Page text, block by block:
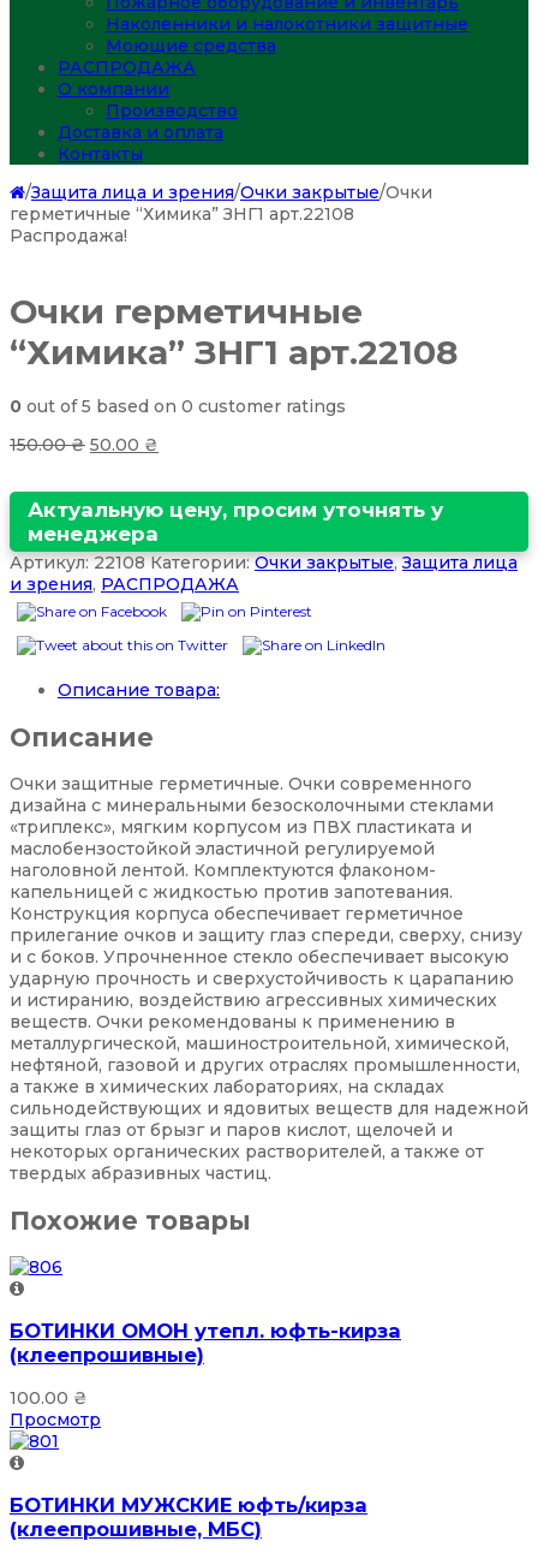
Наколенники и налокотники защитные
Моющие средства
РАСПРОДАЖА
О компании
Производство
Доставка и оплата
Контакты
/Защита лица и зрения/Очки закрытые/Очки
герметичные “Химика” ЗHГ1 арт.22108
Распродажа!
Очки герметичные
“Химика” ЗHГ1 арт.22108
0 out of5 based on 0 customer ratings
150.00₴ 50.00 ₴
Актуальную цену, просим уточнять у
менеджера
Артикул:22108 Категории:Очки закрытые,Защита лица
и зрения, РАСПРОДАЖА
Описание товара:
Описание
Очки защитные герметичные. Очки современного
дизайна с минеральными безосколочными стеклами
«триплекс», мягким корпусом из ПВХ пластиката и
маслобензостойкой эластичной регулируемой
наголовной лентой. Комплектуются флаконом-
капельницей с жидкостью против запотевания.
Конструкция корпуса обеспечивает герметичное
прилегание очков и защиту глаз спереди, сверху, снизу
и с боков. Упрочненное стекло обеспечивает высокую
ударную прочность и сверхустойчивость к царапанию
и истиранию, воздействию агрессивных химических
веществ. Очки рекомендованы к применению в
металлургической, машиностроительной, химической,
нефтяной, газовой и других отраслях промышленности,
а также в химических лабораториях, на складах
сильнодействующих и ядовитых веществ для надежной
защиты глаз от брызг и паров кислот, щелочей и
некоторых органических растворителей, а также от
твердых абразивных частиц.
Похожие товары
БОТИНКИ ОМОН утепл. юфть-кирза
(клеепрошивные)
100.00 ₴
Просмотр
БОТИНКИ МУЖСКИЕ юфть/кирза
(клеепрошивные, МБС)